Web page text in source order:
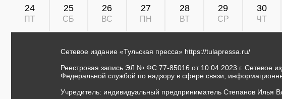
24
ПТ
25
СБ
26
ВС
27
ПН
28
ВТ
29
СР
30
ЧТ
Сетевое издание «Тульская пресса» https://tulapressa.ru/
Реестровая запись ЭЛ № ФС 77-85016 от 10.04.2023 г. Сетевое
Федеральной службой по надзору в сфере связи,
Учредитель: индивидуальный предприниматель Степанов Илья